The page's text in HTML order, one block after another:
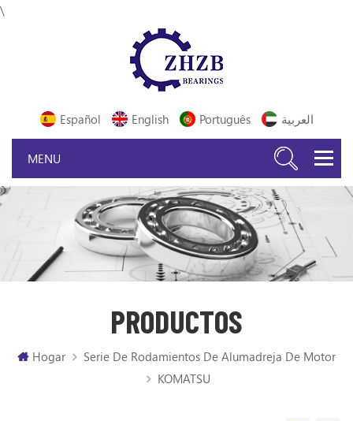
\
Español English Português العربية
PRODUCTOS
Hogar
Serie De Rodamientos De Alumadreja De Motor
KOMATSU